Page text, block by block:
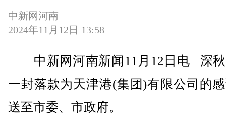
中新网河南
2024年11月12日 13:58
中新网河南新闻11月12日电 深秋
一封落款为天津港(集团)有限公司的
送至市委、市政府。